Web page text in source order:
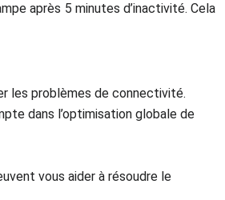
après 5 minutes d’inactivité. Cela
les problèmes de connectivité.
dans l’optimisation globale de
vous aider à résoudre le